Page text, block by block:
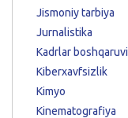
Jismoniy tarbiya
Jurnalistika
Kadrlar boshqaruvi
Kiberxavfsizlik
Kimyo
Kinematografiya